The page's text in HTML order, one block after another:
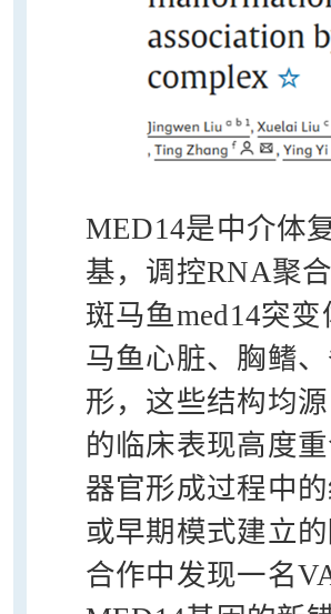
MED14是中介体
基，调控RNA聚
斑马鱼med14突
马鱼心脏、胸鳍
形，这些结构均
的临床表现高度
器官形成过程中
或早期模式建立
合作中发现一名